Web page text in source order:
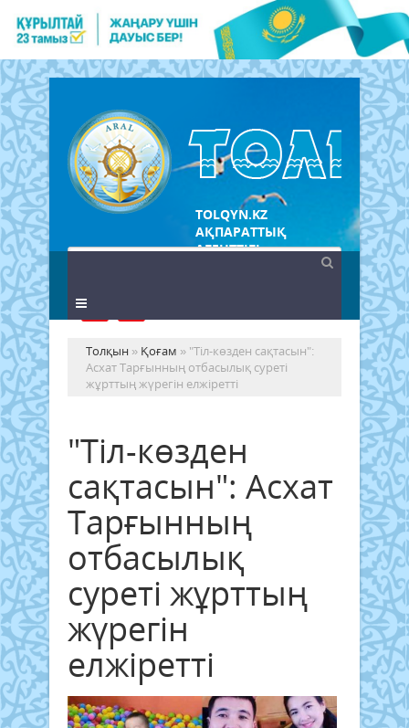
TOLQYN.KZ
АҚПАРАТТЫҚ
АГЕНТТІГІ
Толқын » Қоғам » "Тіл-көзден сақтасын":
Асхат Тарғынның отбасылық суреті
жұрттың жүрегін елжіретті
"Тіл-көзден
сақтасын": Асхат
Тарғынның
отбасылық
суреті жұрттың
жүрегін
елжіретті